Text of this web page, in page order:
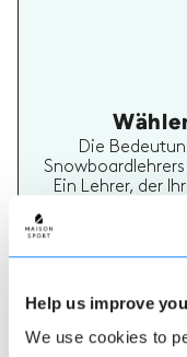
Help us improve
We use cookies to
Die
Ein Lehrer, der
Maison Sport ist
zu erfahren,